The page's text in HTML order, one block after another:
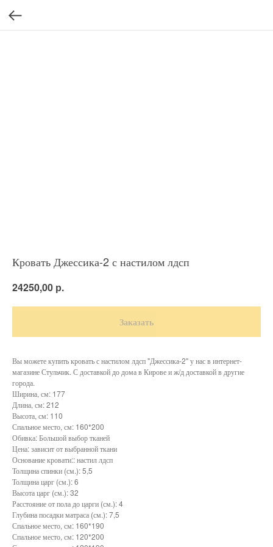
Кровать Джессика-2 с настилом лдсп
24250,00 р.
Заказать
Вы можете купить кровать с настилом лдсп "Джессика-2" у нас в интернет-
магазине Стульчик. С доставкой до дома в Кирове и ж/д доставкой в другие
города.
Ширина, см: 177
Длина, см: 212
Высота, см: 110
Спальное место, см: 160*200
Обивка: Большой выбор тканей
Цена: зависит от выбранной ткани
Основание кровати:: настил лдсп
Толщина спинки (см.): 5,5
Толщина царг (см.): 6
Высота царг (см.): 32
Расстояние от пола до царги (см.): 4
Глубина посадки матраса (см.): 7,5
Спальное место, см: 160*190
Спальное место, см: 120*200